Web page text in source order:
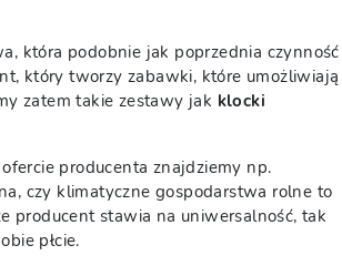
która podobnie jak poprzednia czynność
który tworzy zabawki, które umożliwiają
zatem takie zestawy jak klocki
producenta znajdziemy np.
czy klimatyczne gospodarstwa rolne to
producent stawia na uniwersalność, tak
płcie.